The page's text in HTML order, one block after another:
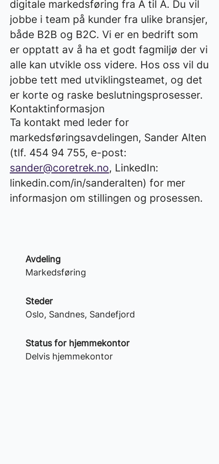
digitale markedsføring fra A til Å. Du vil
jobbe i team på kunder fra ulike bransjer,
både B2B og B2C. Vi er en bedrift som
er opptatt av å ha et godt fagmiljø der vi
alle kan utvikle oss videre. Hos oss vil du
jobbe tett med utviklingsteamet, og det
er korte og raske beslutningsprosesser.
Kontaktinformasjon
Ta kontakt med leder for
markedsføringsavdelingen, Sander Alten
(tlf. 454 94 755, e-post:
sander@coretrek.no, LinkedIn:
linkedin.com/in/sanderalten) for mer
informasjon om stillingen og prosessen.
Avdeling
Markedsføring
Steder
Oslo, Sandnes, Sandefjord
Status for hjemmekontor
Delvis hjemmekontor